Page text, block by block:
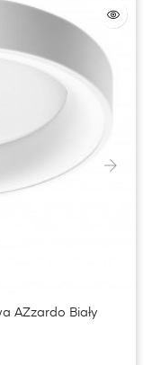
AZzardo Biały